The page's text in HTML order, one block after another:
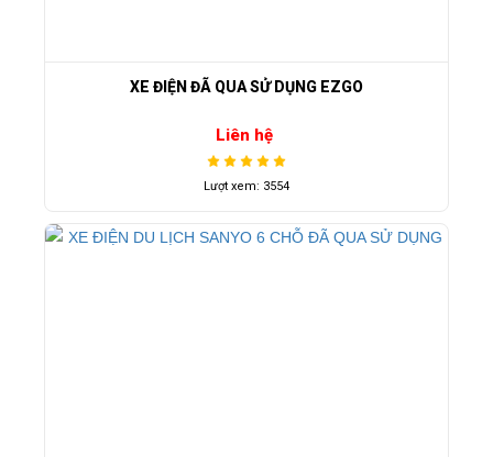
XE ĐIỆN ĐÃ QUA SỬ DỤNG EZGO
Liên hệ
Lượt xem: 3554